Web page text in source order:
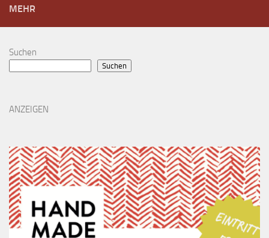
MEHR
Suchen
Suchen
ANZEIGEN